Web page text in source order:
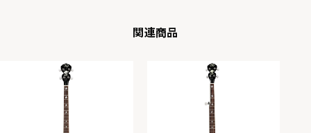
関連商品